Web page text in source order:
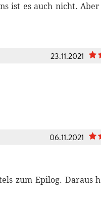
ist es auch nicht.
23.11.2021
06.11.2021
zum Epilog. Daraus